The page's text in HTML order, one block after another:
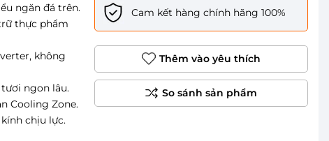
ngăn đá trên.
thực phẩm
không
ngon lâu.
Cooling Zone.
chịu lực.
Cam kết hàng chính hãng 100%
Thêm vào yêu thích